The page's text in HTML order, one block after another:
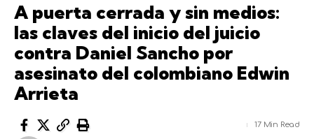
A puerta cerrada y sin medios:
las claves del inicio del juicio
contra Daniel Sancho por
asesinato del colombiano Edwin
Arrieta
17 Min Read